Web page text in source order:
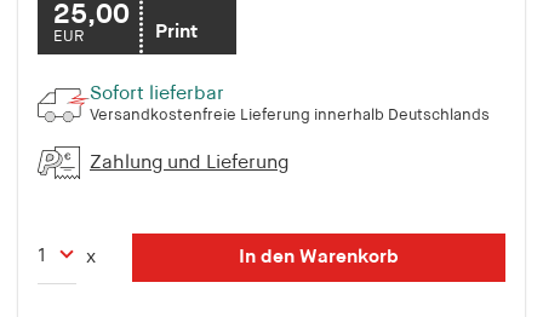
25,00
EUR Print
Sofort lieferbar
Versandkostenfreie Lieferung innerhalb Deutschlands
Zahlung und Lieferung
x In den Warenkorb